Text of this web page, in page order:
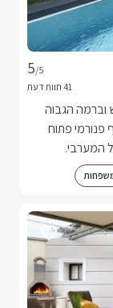
5/5
וברמה הגבוה
פנורמי פתוח
המערבי.